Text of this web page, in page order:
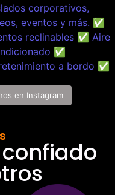
en Instagram